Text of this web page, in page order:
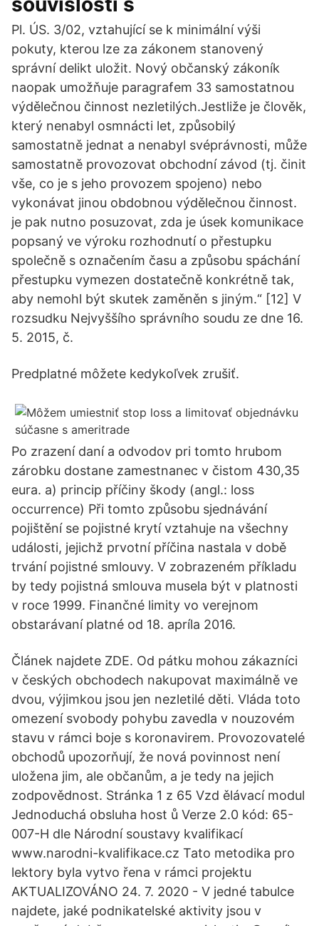
Pl. ÚS. 3/02, vztahující se k minimální výši
pokuty, kterou lze za zákonem stanovený
správní delikt uložit. Nový občanský zákoník
naopak umožňuje paragrafem 33 samostatnou
výdělečnou činnost nezletilých.Jestliže je člověk,
který nenabyl osmnácti let, způsobilý
samostatně jednat a nenabyl svéprávnosti, může
samostatně provozovat obchodní závod (tj. činit
vše, co je s jeho provozem spojeno) nebo
vykonávat jinou obdobnou výdělečnou činnost.
je pak nutno posuzovat, zda je úsek komunikace
popsaný ve výroku rozhodnutí o přestupku
společně s označením času a způsobu spáchání
přestupku vymezen dostatečně konkrétně tak,
aby nemohl být skutek zaměněn s jiným.“ [12] V
rozsudku Nejvyššího správního soudu ze dne 16.
5. 2015, č.
Predplatné môžete kedykoľvek zrušiť.
Po zrazení daní a odvodov pri tomto hrubom
zárobku dostane zamestnanec v čistom 430,35
eura. a) princip příčiny škody (angl.: loss
occurrence) Při tomto způsobu sjednávání
pojištění se pojistné krytí vztahuje na všechny
události, jejichž prvotní příčina nastala v době
trvání pojistné smlouvy. V zobrazeném příkladu
by tedy pojistná smlouva musela být v platnosti
v roce 1999. Finančné limity vo verejnom
obstarávaní platné od 18. apríla 2016.
Článek najdete ZDE. Od pátku mohou zákazníci
v českých obchodech nakupovat maximálně ve
dvou, výjimkou jsou jen nezletilé děti. Vláda toto
omezení svobody pohybu zavedla v nouzovém
stavu v rámci boje s koronavirem. Provozovatelé
obchodů upozorňují, že nová povinnost není
uložena jim, ale občanům, a je tedy na jejich
zodpovědnost. Stránka 1 z 65 Vzd ělávací modul
Jednoduchá obsluha host ů Verze 2.0 kód: 65-
007-H dle Národní soustavy kvalifikací
www.narodni-kvalifikace.cz Tato metodika pro
lektory byla vytvo řena v rámci projektu
AKTUALIZOVÁNO 24. 7. 2020 - V jedné tabulce
najdete, jaké podnikatelské aktivity jsou v